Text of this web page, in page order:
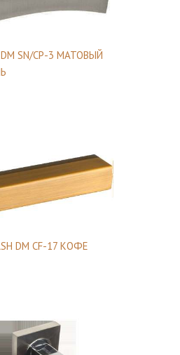
SN/CP-3 МАТОВЫЙ
DM CF-17 КОФЕ